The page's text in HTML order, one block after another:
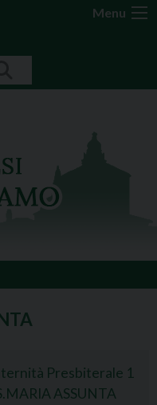
Menu
Presbiterale 1
ASSUNTA